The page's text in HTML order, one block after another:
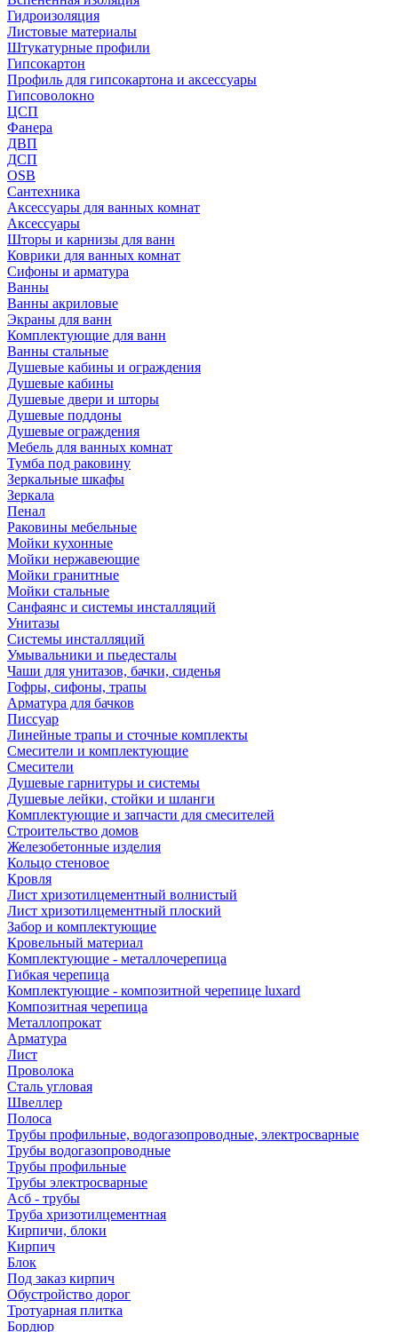
Гидроизоляция
Листовые материалы
Штукатурные профили
Гипсокартон
Профиль для гипсокартона и аксессуары
Гипсоволокно
ЦСП
Фанера
ДВП
ДСП
OSB
Сантехника
Аксессуары для ванных комнат
Аксессуары
Шторы и карнизы для ванн
Коврики для ванных комнат
Сифоны и арматура
Ванны
Ванны акриловые
Экраны для ванн
Комплектующие для ванн
Ванны стальные
Душевые кабины и ограждения
Душевые кабины
Душевые двери и шторы
Душевые поддоны
Душевые ограждения
Мебель для ванных комнат
Тумба под раковину
Зеркальные шкафы
Зеркала
Пенал
Раковины мебельные
Мойки кухонные
Мойки нержавеющие
Мойки гранитные
Мойки стальные
Санфаянс и системы инсталляций
Унитазы
Системы инсталляций
Умывальники и пьедесталы
Чаши для унитазов, бачки, сиденья
Гофры, сифоны, трапы
Арматура для бачков
Писсуар
Линейные трапы и сточные комплекты
Смесители и комплектующие
Смесители
Душевые гарнитуры и системы
Душевые лейки, стойки и шланги
Комплектующие и запчасти для смесителей
Строительство домов
Железобетонные изделия
Кольцо стеновое
Кровля
Лист хризотилцементный волнистый
Лист хризотилцементный плоский
Забор и комплектующие
Кровельный материал
Комплектующие - металлочерепица
Гибкая черепица
Комплектующие - композитной черепице luxard
Композитная черепица
Металлопрокат
Арматура
Лист
Проволока
Сталь угловая
Швеллер
Полоса
Трубы профильные, водогазопроводные, электросварные
Трубы водогазопроводные
Трубы профильные
Трубы электросварные
Асб - трубы
Труба хризотилцементная
Кирпичи, блоки
Кирпич
Блок
Под заказ кирпич
Обустройство дорог
Тротуарная плитка
Бордюр